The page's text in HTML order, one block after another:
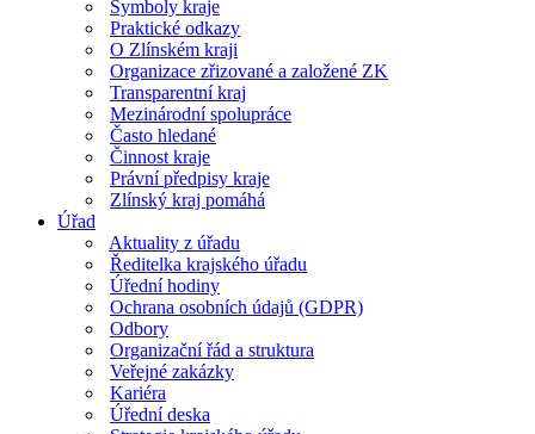
Symboly kraje
Praktické odkazy
O Zlínském kraji
Organizace zřizované a založené ZK
Transparentní kraj
Mezinárodní spolupráce
Často hledané
Činnost kraje
Právní předpisy kraje
Zlínský kraj pomáhá
Úřad
Aktuality z úřadu
Ředitelka krajského úřadu
Úřední hodiny
Ochrana osobních údajů (GDPR)
Odbory
Organizační řád a struktura
Veřejné zakázky
Kariéra
Úřední deska